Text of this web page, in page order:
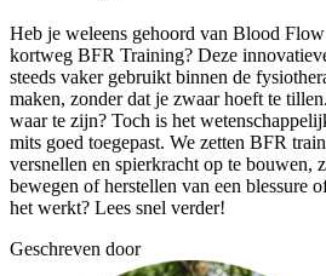
Heb je weleens gehoord van Blood
kortweg BFR Training? Deze
steeds vaker gebruikt binnen de
maken, zonder dat je zwaar hoeft te
waar te zijn? Toch is het
mits goed toegepast. We zetten BFR
versnellen en spierkracht op te bouwen,
bewegen of herstellen van een blessure
het werkt? Lees snel verder!
Geschreven door